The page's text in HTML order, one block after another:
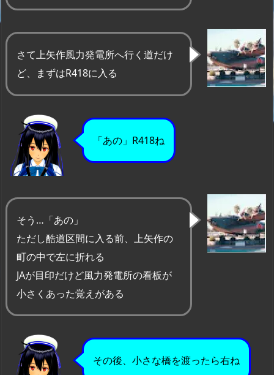
さて上矢作風力発電所へ行く道だけ
ど、まずはR418に入る
「あの」R418ね
そう…「あの」
ただし酷道区間に入る前、上矢作の
町の中で左に折れる
JAが目印だけど風力発電所の看板が
小さくあった覚えがある
その後、小さな橋を渡ったら右ね